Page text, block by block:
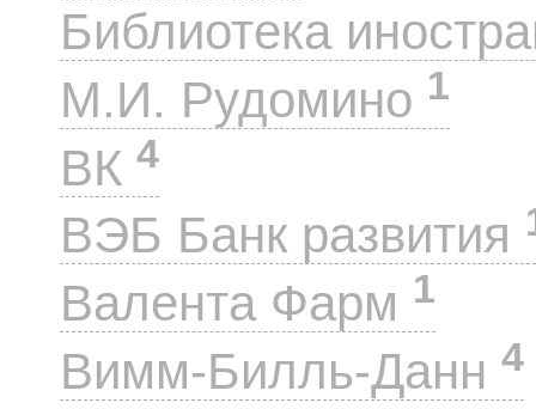
Библиотека
М.И. Рудомино 1
ВК 4
ВЭБ Банк развития
Валента Фарм 1
Вимм-Билль-Данн 4